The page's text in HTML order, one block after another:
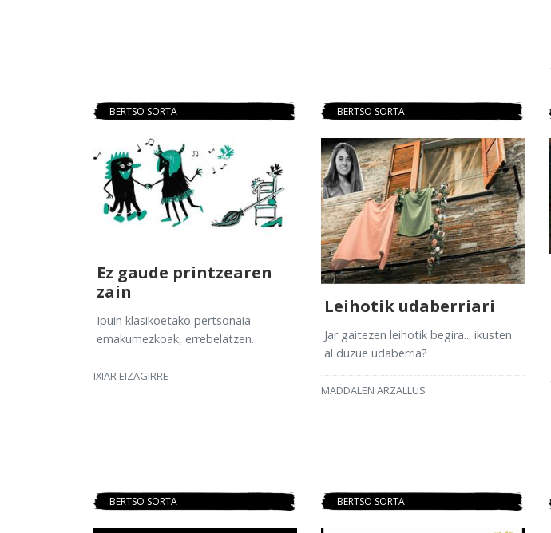
BERTSO SORTA
Ez gaude printzearen
zain
Ipuin klasikoetako pertsonaia
emakumezkoak, errebelatzen.
IXIAR EIZAGIRRE
BERTSO SORTA
Leihotik udaberriari
Jar gaitezen leihotik begira... ikusten
al duzue udaberria?
MADDALEN ARZALLUS
BERTSO SORTA BERTSO SORTA